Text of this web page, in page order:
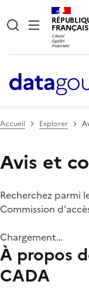
Accueil Explorer
Avis et
Recherchez parmi
Commission
Chargement…
À propos
CADA